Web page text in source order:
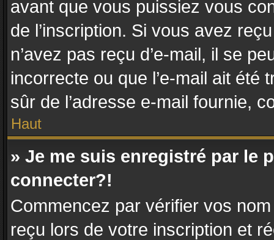
avant que vous puissiez vous
de l’inscription. Si vous avez
n’avez pas reçu d’e-mail, il se
incorrecte ou que l’e-mail ait
sûr de l’adresse e-mail fournie,
Haut
» Je me suis enregistré par le
connecter?!
Commencez par vérifier vos
reçu lors de votre inscription et